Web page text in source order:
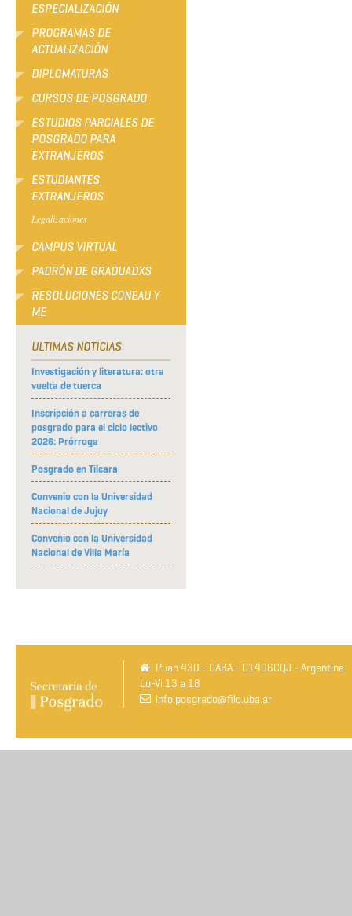
ESPECIALIZACIÓN
PROGRAMAS DE
ACTUALIZACIÓN
DIPLOMATURAS
CURSOS DE POSGRADO
ESTUDIOS PARCIALES DE
POSGRADO PARA
EXTRANJEROS
ESTUDIANTES
EXTRANJEROS
Legalizaciones
CAMPUS VIRTUAL
PADRÓN DE GRADUADXS
RESOLUCIONES CONEAU Y
ME
ULTIMAS NOTICIAS
Investigación y literatura: otra
vuelta de tuerca
Inscripción a carreras de
posgrado para el ciclo lectivo
2026: Prórroga
Posgrado en Tilcara
Convenio con la Universidad
Nacional de Jujuy
Convenio con la Universidad
Nacional de Villa María
Puan 430 - CABA - C1406CQJ - Argentina
Lu-Vi 13 a 18
info.posgrado@filo.uba.ar